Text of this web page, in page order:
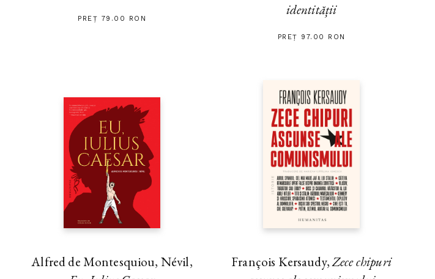
PREȚ 79.00 RON
identității
PREȚ 97.00 RON
Alfred de Montesquiou, Névil,
François Kersaudy,Zece chipuri